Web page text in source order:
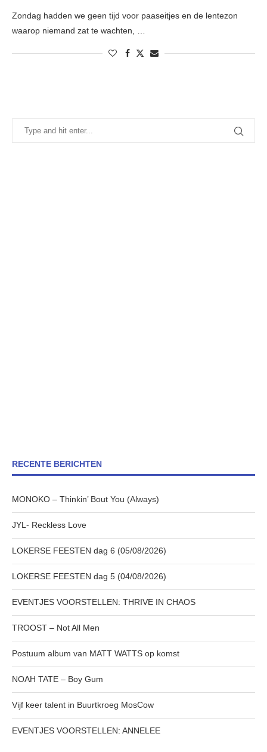
Zondag hadden we geen tijd voor paaseitjes en de lentezon
waarop niemand zat te wachten, …
RECENTE BERICHTEN
MONOKO – Thinkin’ Bout You (Always)
JYL- Reckless Love
LOKERSE FEESTEN dag 6 (05/08/2026)
LOKERSE FEESTEN dag 5 (04/08/2026)
EVENTJES VOORSTELLEN: THRIVE IN CHAOS
TROOST – Not All Men
Postuum album van MATT WATTS op komst
NOAH TATE – Boy Gum
Vijf keer talent in Buurtkroeg MosCow
EVENTJES VOORSTELLEN: ANNELEE